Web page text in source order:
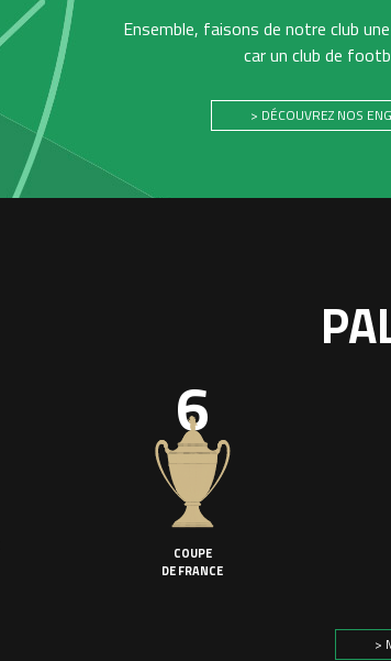
Ensemble, faisons de notre club
car un club de
> DÉCOUVREZ NOS
6
COUPE
DE FRANCE
>